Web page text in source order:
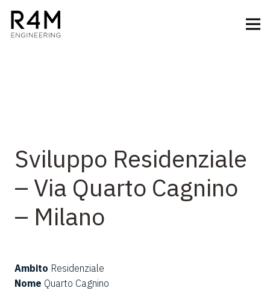
Sviluppo Residenziale
– Via Quarto Cagnino
– Milano
Ambito Residenziale
Nome Quarto Cagnino